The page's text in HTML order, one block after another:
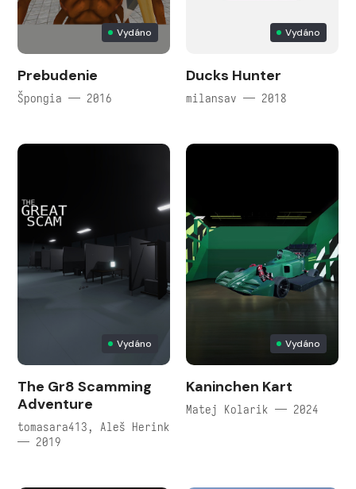
Vydáno
Prebudenie
Špongia — 2016
Vydáno
Ducks Hunter
milansav — 2018
Vydáno
The Gr8 Scamming
Adventure
tomasara413, Aleš Herink
— 2019
Vydáno
Kaninchen Kart
Matej Kolarik — 2024